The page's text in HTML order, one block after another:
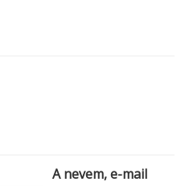
A nevem, e-mail